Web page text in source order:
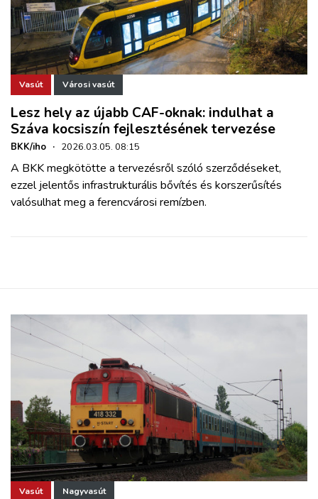
Vasút Városi vasút
Lesz hely az újabb CAF-oknak: indulhat a
Száva kocsiszín fejlesztésének tervezése
BKK/iho · 2026.03.05. 08:15
A BKK megkötötte a tervezésről szóló szerződéseket,
ezzel jelentős infrastrukturális bővítés és korszerűsítés
valósulhat meg a ferencvárosi remízben.
Vasút Nagyvasút